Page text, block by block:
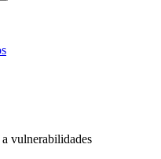
vulnerabilidades